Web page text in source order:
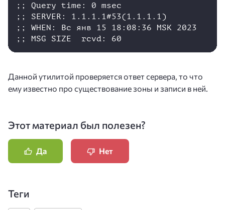
;; Query time: 0 msec
;; SERVER: 1.1.1.1#53(1.1.1.1)
;; WHEN: Вс янв 15 18:08:36 MSK 2023
;; MSG SIZE  rcvd: 60
Данной утилитой проверяется ответ сервера, то что
ему известно про существование зоны и записи в ней.
Этот материал был полезен?
Да Нет
Теги